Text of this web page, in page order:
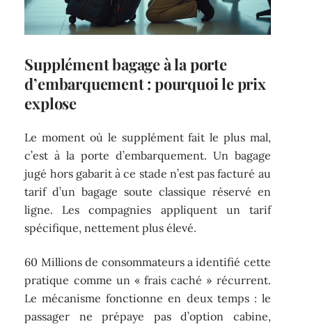
Supplément bagage à la porte
d’embarquement : pourquoi le prix
explose
Le moment où le supplément fait le plus mal,
c’est à la porte d’embarquement. Un bagage
jugé hors gabarit à ce stade n’est pas facturé au
tarif d’un bagage soute classique réservé en
ligne. Les compagnies appliquent un tarif
spécifique, nettement plus élevé.
60 Millions de consommateurs a identifié cette
pratique comme un « frais caché » récurrent.
Le mécanisme fonctionne en deux temps : le
passager ne prépaye pas d’option cabine,